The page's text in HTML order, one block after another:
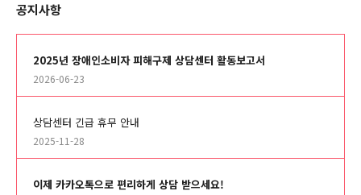
공지사항
2025년 장애인소비자 피해구제 상담센터 활동보고서
2026-06-23
상담센터 긴급 휴무 안내
2025-11-28
이제 카카오톡으로 편리하게 상담 받으세요!